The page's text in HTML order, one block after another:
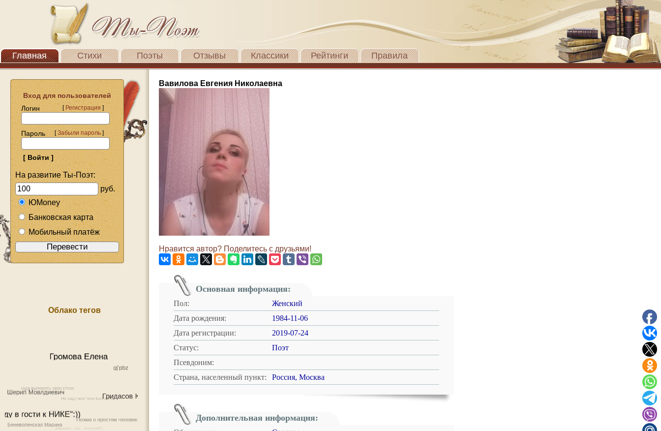
Главная Стихи Поэты Отзывы Классики Рейтинги Правила
Вход для пользователей
Логин
[Регистрация]
Пароль [Забыли пароль]
На развитие Ты-Поэт:
руб.
ЮMoney
Банковская карта
Мобильный платёж
Облако тегов
Вавилова Евгения Николаевна
Нравится автор? Поделитесь с друзьями!
Основная информация:
Пол:
Женский
Дата рождения:
1984-11-06
Дата регистрации:
2019-07-24
Статус:
Поэт
Псевдоним:
Страна, населенный пункт:
Россия, Москва
Дополнительная информация: